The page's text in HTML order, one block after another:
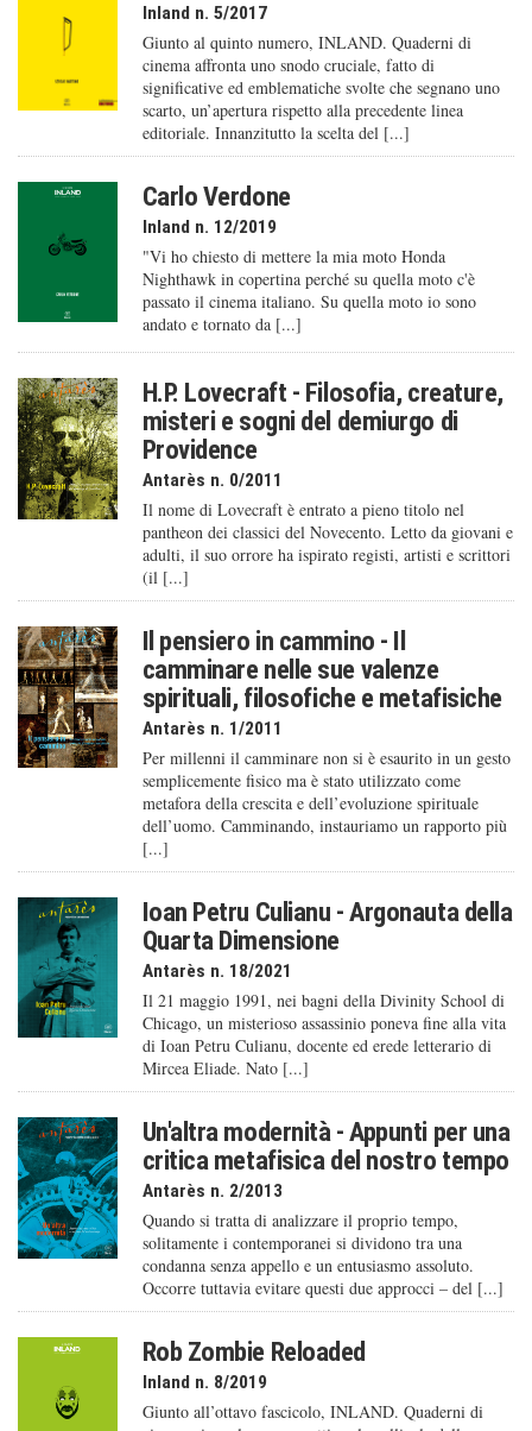
Inland n. 5/2017
Giunto al quinto numero, INLAND. Quaderni di
cinema affronta uno snodo cruciale, fatto di
significative ed emblematiche svolte che segnano uno
scarto, un’apertura rispetto alla precedente linea
editoriale. Innanzitutto la scelta del [...]
Carlo Verdone
Inland n. 12/2019
"Vi ho chiesto di mettere la mia moto Honda
Nighthawk in copertina perché su quella moto c'è
passato il cinema italiano. Su quella moto io sono
andato e tornato da [...]
H.P. Lovecraft - Filosofia, creature,
misteri e sogni del demiurgo di
Providence
Antarès n. 0/2011
Il nome di Lovecraft è entrato a pieno titolo nel
pantheon dei classici del Novecento. Letto da giovani e
adulti, il suo orrore ha ispirato registi, artisti e scrittori
(il [...]
Il pensiero in cammino - Il
camminare nelle sue valenze
spirituali, filosofiche e metafisiche
Antarès n. 1/2011
Per millenni il camminare non si è esaurito in un gesto
semplicemente fisico ma è stato utilizzato come
metafora della crescita e dell’evoluzione spirituale
dell’uomo. Camminando, instauriamo un rapporto più
[...]
Ioan Petru Culianu - Argonauta della
Quarta Dimensione
Antarès n. 18/2021
Il 21 maggio 1991, nei bagni della Divinity School di
Chicago, un misterioso assassinio poneva fine alla vita
di Ioan Petru Culianu, docente ed erede letterario di
Mircea Eliade. Nato [...]
Un'altra modernità - Appunti per una
critica metafisica del nostro tempo
Antarès n. 2/2013
Quando si tratta di analizzare il proprio tempo,
solitamente i contemporanei si dividono tra una
condanna senza appello e un entusiasmo assoluto.
Occorre tuttavia evitare questi due approcci – del [...]
Rob Zombie Reloaded
Inland n. 8/2019
Giunto all’ottavo fascicolo, INLAND. Quaderni di